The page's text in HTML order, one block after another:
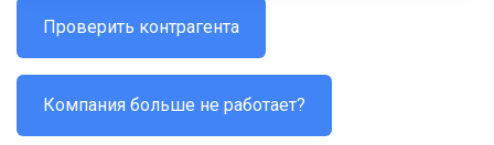
Проверить контрагента
Компания больше не работает?